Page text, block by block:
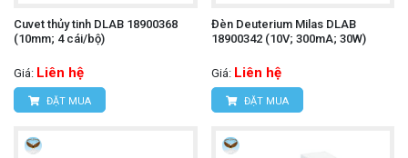
Cuvet thủy tinh DLAB 18900368
(10mm; 4 cái/bộ)
Giá: Liên hệ
ĐẶT MUA
Đèn Deuterium Milas DLAB
18900342 (10V; 300mA; 30W)
Giá: Liên hệ
ĐẶT MUA